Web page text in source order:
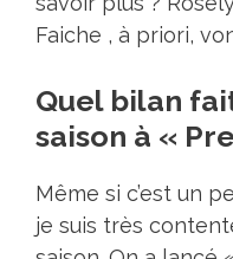
Faiche , à priori,
Quel bilan
saison à «
Même si c’est un
je suis très